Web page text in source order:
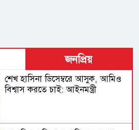
জনপ্রিয়
শেখ হাসিনা ডিসেম্বরে আসুক, আমিও
বিশ্বাস করতে চাই: আইনমন্ত্রী